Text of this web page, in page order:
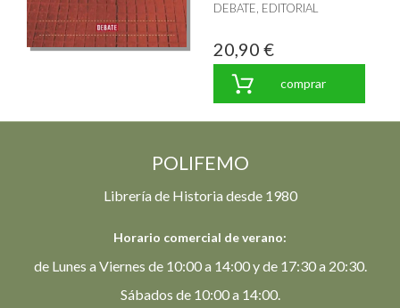
DEBATE, EDITORIAL
20,90 €
comprar
POLIFEMO
Librería de Historia desde 1980
Horario comercial de verano:
de Lunes a Viernes de 10:00 a 14:00 y de 17:30 a 20:30.
Sábados de 10:00 a 14:00.